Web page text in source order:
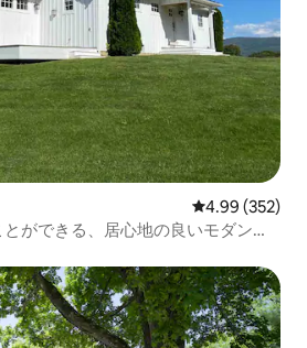
レビュー352
4.99 (352)
ができる、居心地の良いモダンな